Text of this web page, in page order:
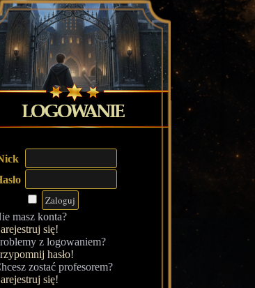
masz konta?
się!
z logowaniem?
hasło!
zostać profesorem?
się!